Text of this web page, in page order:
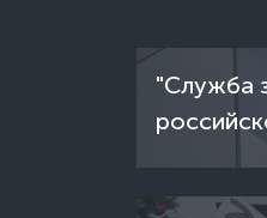
"Служба